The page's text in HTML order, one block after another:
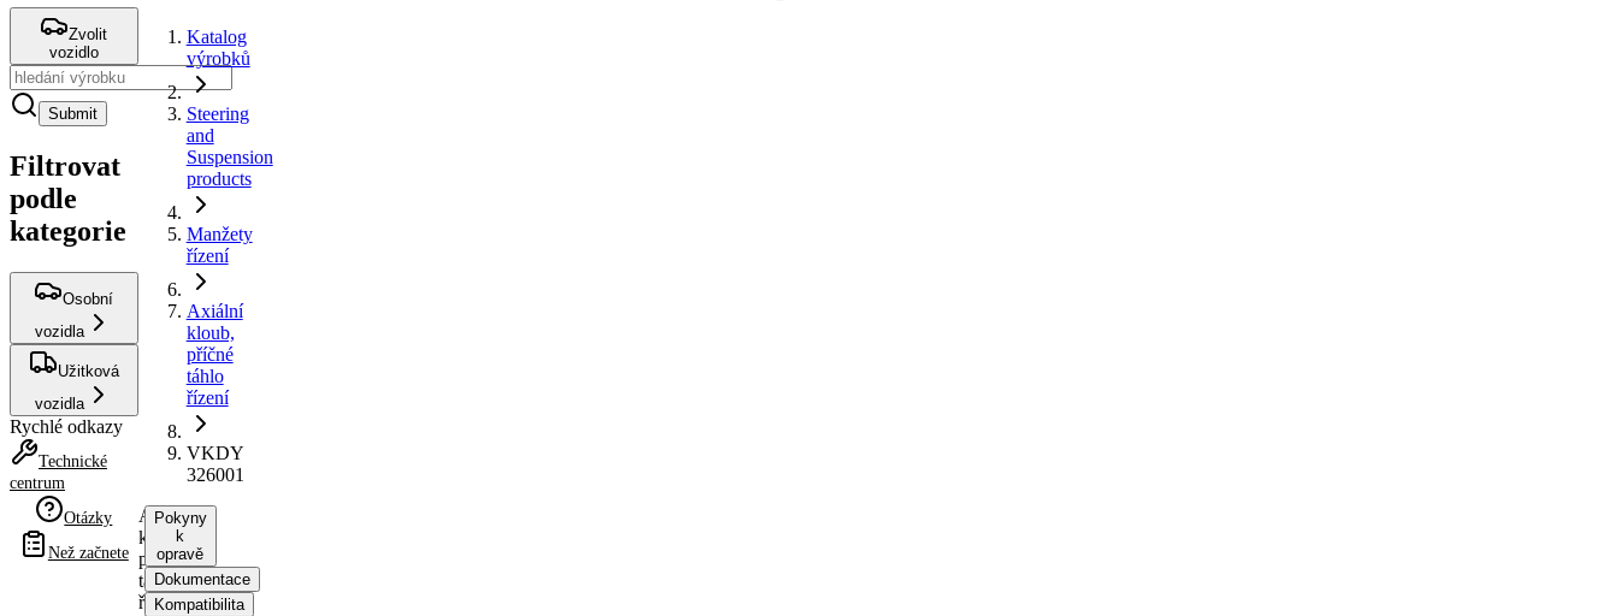
Zvolit
vozidlo
Submit
Filtrovat
podle
kategorie
Osobní
vozidla
Užitková
vozidla
Rychlé odkazy
Technické
centrum
Otázky
Než začnete
Katalog
výrobků
Steering
and
Suspension
products
Manžety
řízení
Axiální
kloub,
příčné
táhlo
řízení
VKDY
326001
Axiální
kloub,
příčné
táhlo
řízení
Pokyny
k
opravě
Dokumentace
Kompatibilita